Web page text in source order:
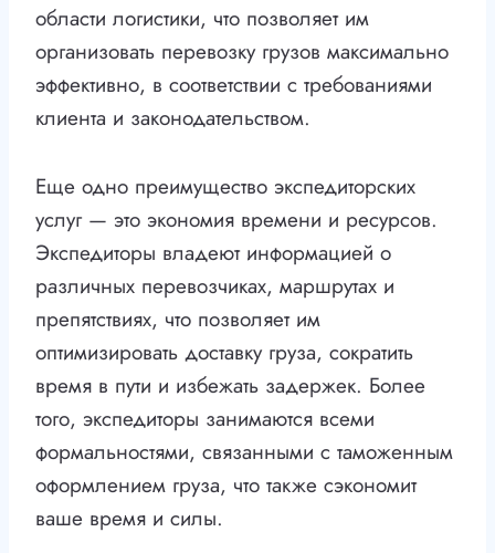
области логистики, что позволяет им
организовать перевозку грузов максимально
эффективно, в соответствии с требованиями
клиента и законодательством.
Еще одно преимущество экспедиторских
услуг — это экономия времени и ресурсов.
Экспедиторы владеют информацией о
различных перевозчиках, маршрутах и
препятствиях, что позволяет им
оптимизировать доставку груза, сократить
время в пути и избежать задержек. Более
того, экспедиторы занимаются всеми
формальностями, связанными с таможенным
оформлением груза, что также сэкономит
ваше время и силы.